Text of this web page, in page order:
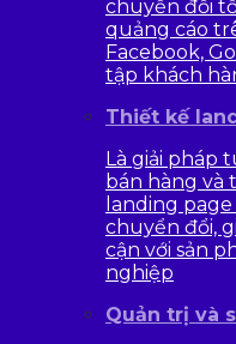
chuyển đổi
quảng cáo
Facebook,
tập khách
Thiết kế
Là giải pháp
bán hàng
landing
chuyển đổi,
cận với sản
nghiệp
Quản trị và